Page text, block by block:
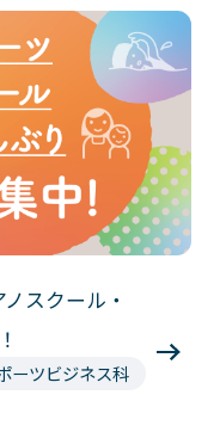
スクール・
ーツビジネス科